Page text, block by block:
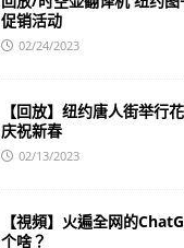
促销活动
02/24/2023
【回放】纽约唐人街举行
庆祝新春
02/13/2023
【視頻】火遍全网的
个啥？